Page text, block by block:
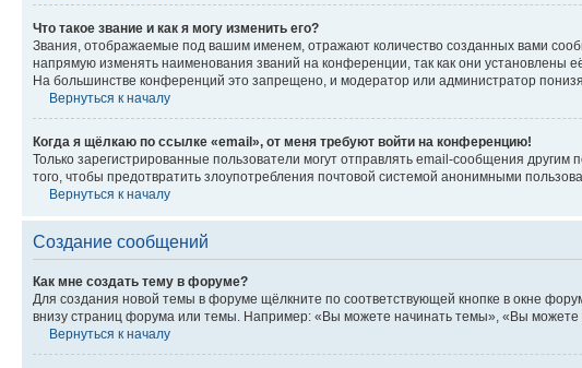
Что такое звание и как я могу изменить его?
Звания, отображаемые под вашим именем, отражают количество созданных вами
напрямую изменять наименования званий на конференции, так как они
На большинстве конференций это запрещено, и модератор или администратор
Вернуться к началу
Когда я щёлкаю по ссылке «email», от меня требуют войти на конференцию!
Только зарегистрированные пользователи могут отправлять email-сообщения
того, чтобы предотвратить злоупотребления почтовой системой анонимными
Вернуться к началу
Создание сообщений
Как мне создать тему в форуме?
Для создания новой темы в форуме щёлкните по соответствующей кнопке в окне
внизу страниц форума или темы. Например: «Вы можете начинать темы», «Вы можете
Вернуться к началу